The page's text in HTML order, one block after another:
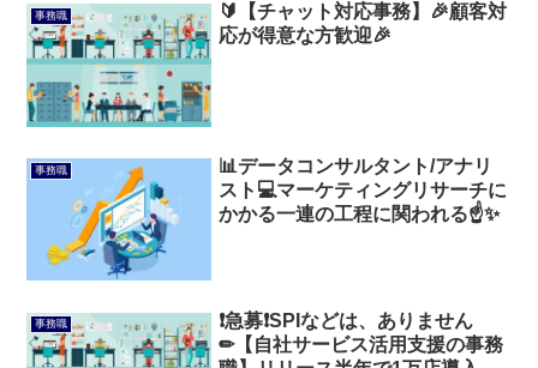
事務職
🔰【チャット対応事務】🎉顧客対
応が得意な方歓迎🎉
事務職
📊データコンサルタント/アナリ
スト💻マーケティングリサーチに
かかる一連の工程に関われる☝️✨
事務職
❗急募❗SPIなどは、ありません
✏【自社サービス活用支援の事務